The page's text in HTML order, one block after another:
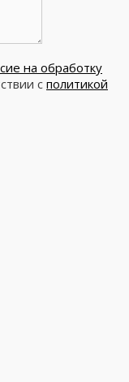
на обработку
с политикой